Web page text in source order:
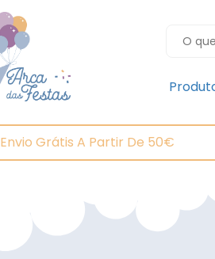
Envio Grátis A Partir De 50€